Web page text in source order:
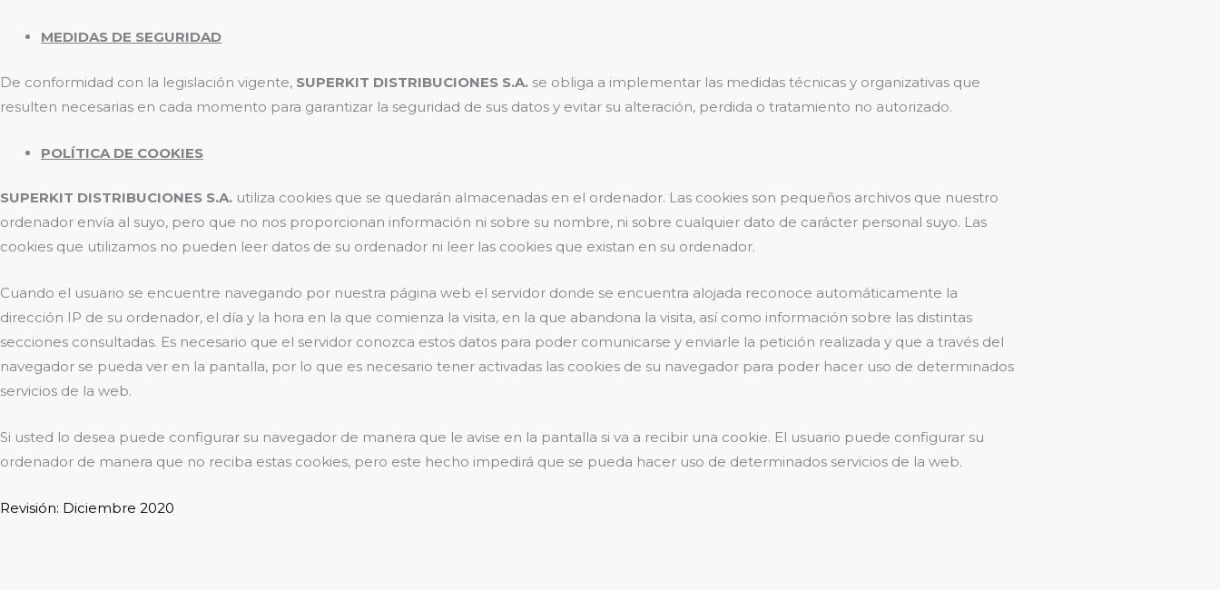
MEDIDAS DE SEGURIDAD
De conformidad con la legislación vigente, SUPERKIT DISTRIBUCIONES S.A. se obliga a implementar las medidas técnicas y organizativas que
resulten necesarias en cada momento para garantizar la seguridad de sus datos y evitar su alteración, perdida o tratamiento no autorizado.
POLÍTICA DE COOKIES
SUPERKIT DISTRIBUCIONES S.A. utiliza cookies que se quedarán almacenadas en el ordenador. Las cookies son pequeños archivos que nuestro
ordenador envía al suyo, pero que no nos proporcionan información ni sobre su nombre, ni sobre cualquier dato de carácter personal suyo. Las
cookies que utilizamos no pueden leer datos de su ordenador ni leer las cookies que existan en su ordenador.
Cuando el usuario se encuentre navegando por nuestra página web el servidor donde se encuentra alojada reconoce automáticamente la
dirección IP de su ordenador, el día y la hora en la que comienza la visita, en la que abandona la visita, así como información sobre las distintas
secciones consultadas. Es necesario que el servidor conozca estos datos para poder comunicarse y enviarle la petición realizada y que a través del
navegador se pueda ver en la pantalla, por lo que es necesario tener activadas las cookies de su navegador para poder hacer uso de determinados
servicios de la web.
Si usted lo desea puede configurar su navegador de manera que le avise en la pantalla si va a recibir una cookie. El usuario puede configurar su
ordenador de manera que no reciba estas cookies, pero este hecho impedirá que se pueda hacer uso de determinados servicios de la web.
Revisión: Diciembre 2020